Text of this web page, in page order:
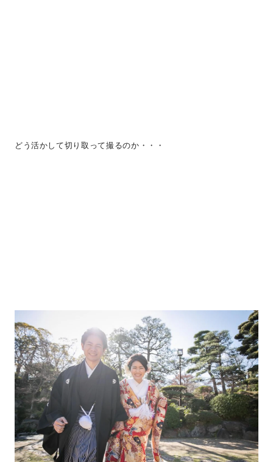
どう活かして切り取って撮るのか・・・